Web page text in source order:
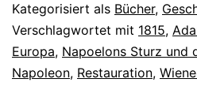
Kategorisiert als Bücher,
Verschlagwortet mit 1815,
Europa, Napoelons Sturz und
Napoleon, Restauration,